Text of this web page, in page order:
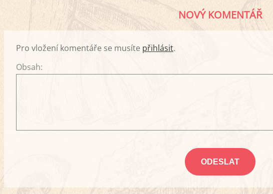
NOVÝ KOMENTÁŘ
Pro vložení komentáře se musíte přihlásit.
Obsah: